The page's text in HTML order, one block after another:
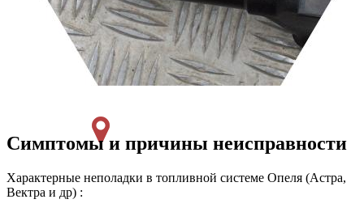
Симптомы и причины неисправности
Характерные неполадки в топливной системе Опеля (Астра,
Вектра и др) :